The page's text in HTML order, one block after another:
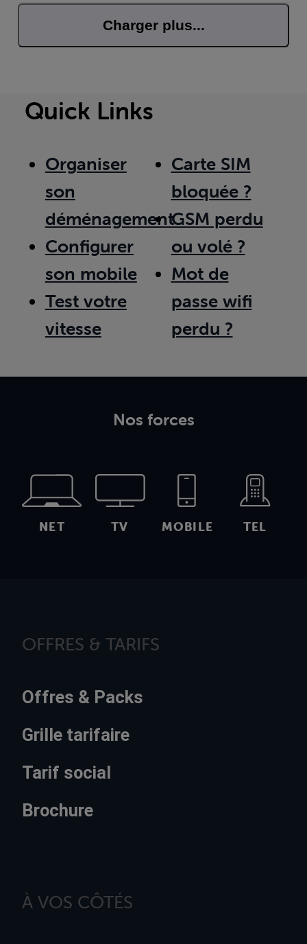
Charger plus...
Quick Links
Organiser
son
déménagement
Configurer
son mobile
Test votre
vitesse
Carte SIM
bloquée ?
GSM perdu
ou volé ?
Mot de
passe wifi
perdu ?
Nos forces
NET TV MOBILE TEL
OFFRES & TARIFS
Offres & Packs
Grille tarifaire
Tarif social
Brochure
À VOS CÔTÉS